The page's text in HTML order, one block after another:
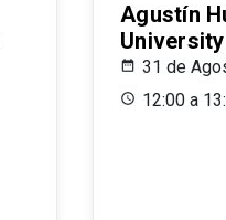
Agustín
31 de
12:00 a